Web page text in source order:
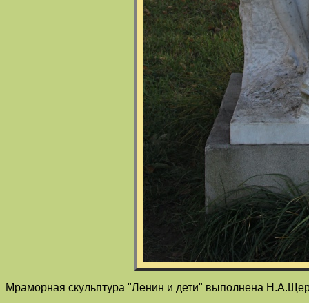
Мраморная скульптура "Ленин и дети" выполнена